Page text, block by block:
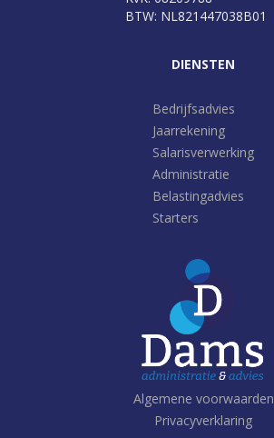
BTW: NL821447038B01
DIENSTEN
Bedrijfsadvies
Jaarrekening
Salarisverwerking
Administratie
Belastingadvies
Starters
Algemene voorwaarden
Privacyverklaring